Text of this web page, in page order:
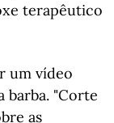
terapêutico
um vídeo
barba. "Corte
as